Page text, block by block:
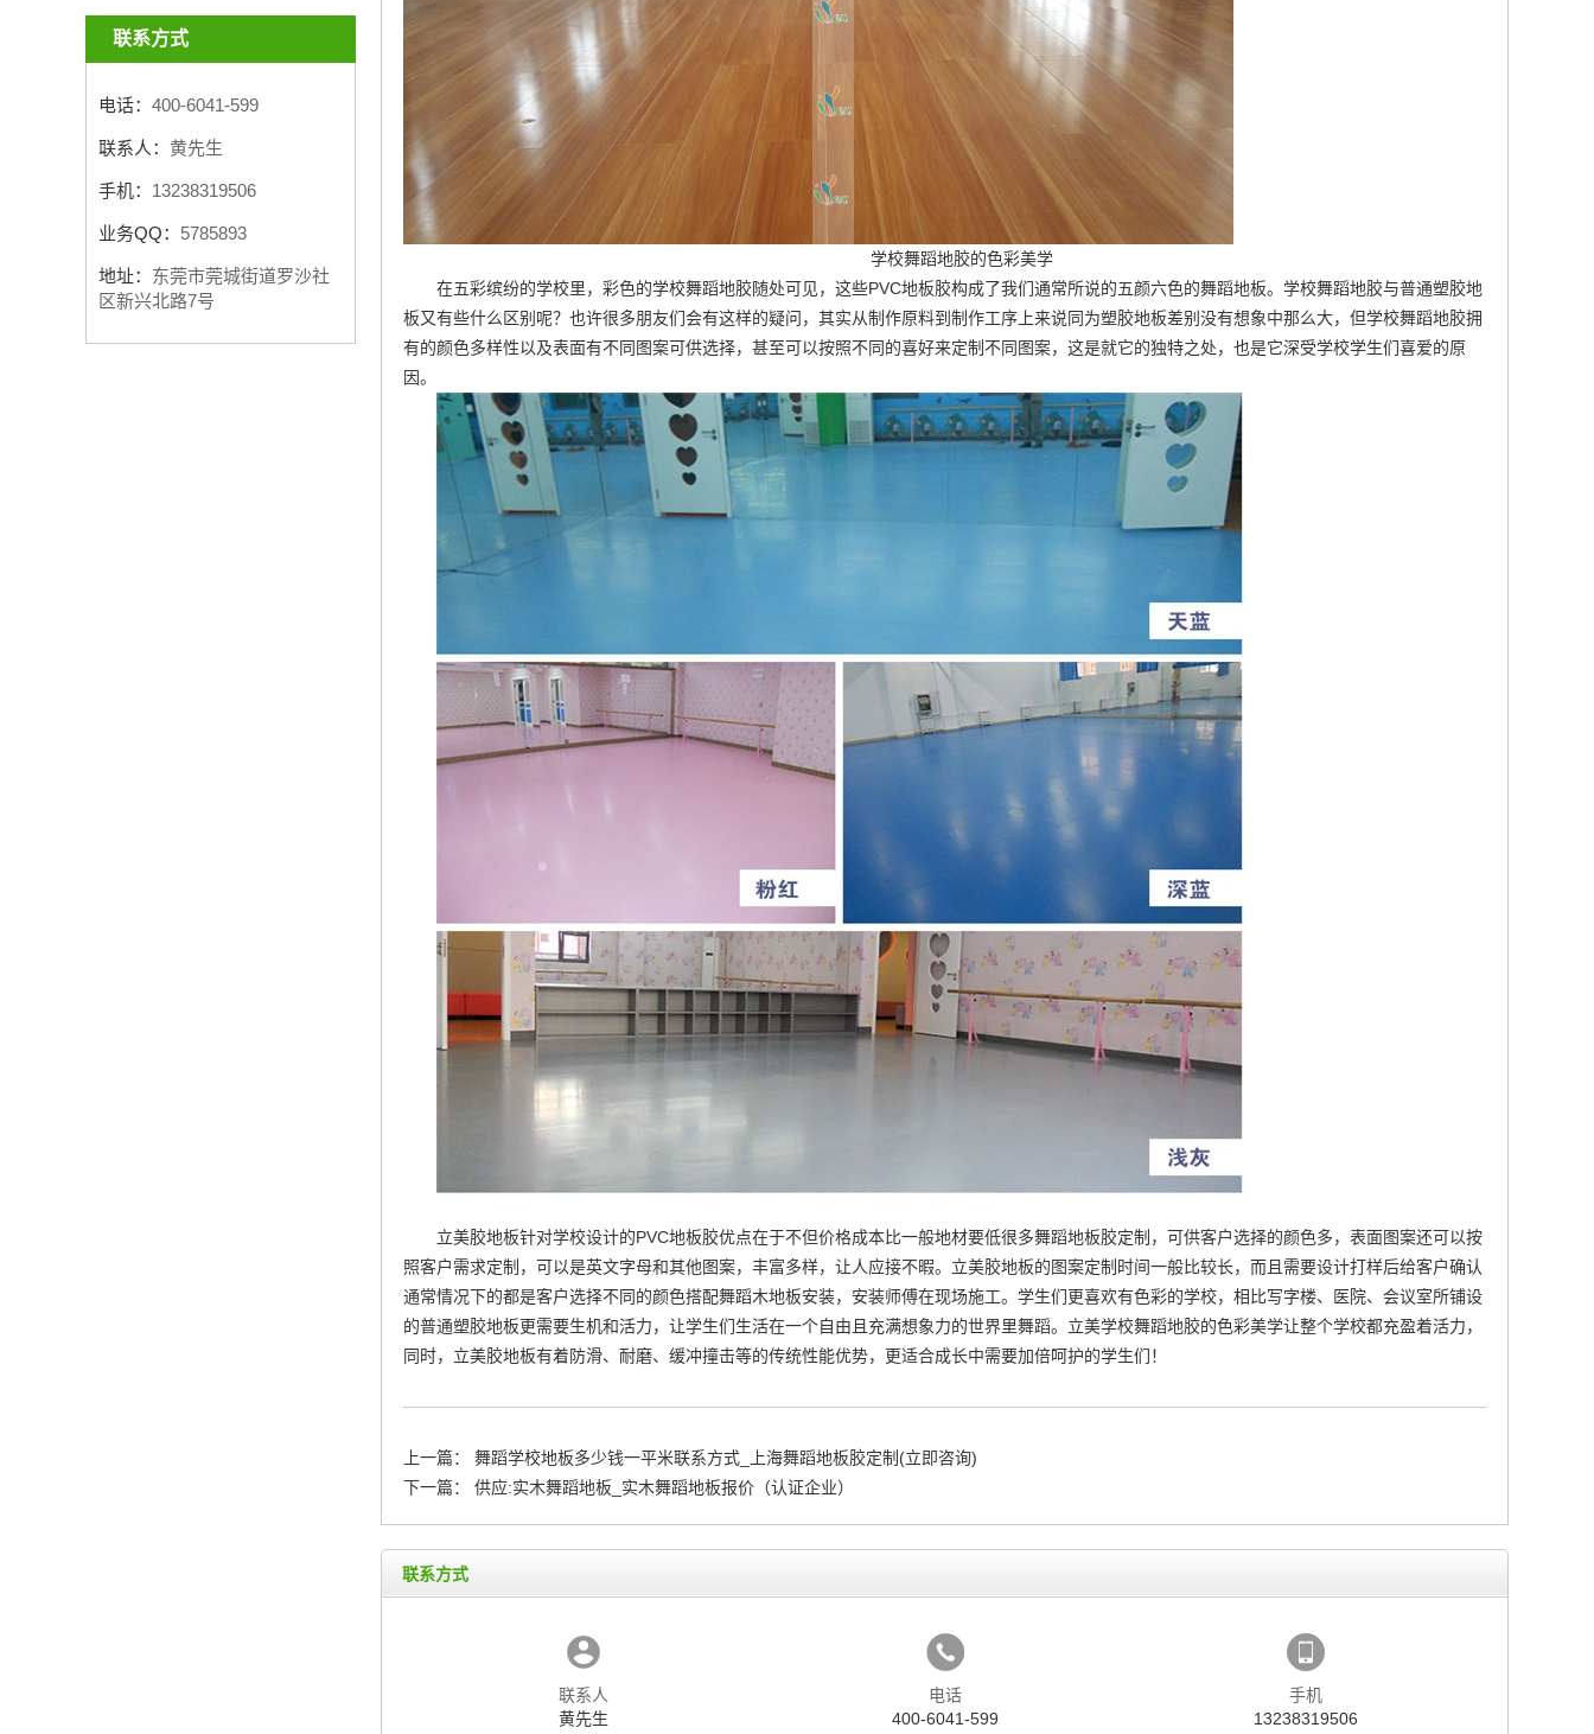
联系方式
电话： 400-6041-599
联系人： 黄先生
手机： 13238319506
业务QQ： 5785893
地址： 东莞市莞城街道罗沙社
区新兴北路7号
学校舞蹈地胶的色彩美学
在五彩缤纷的学校里，彩色的学校舞蹈地胶随处可见，这些PVC地板胶构成了我们通常所说的五颜六色的舞蹈地板。学校舞蹈地胶与普通塑胶地
板又有些什么区别呢？也许很多朋友们会有这样的疑问，其实从制作原料到制作工序上来说同为塑胶地板差别没有想象中那么大，但学校舞蹈地胶拥
有的颜色多样性以及表面有不同图案可供选择，甚至可以按照不同的喜好来定制不同图案，这是就它的独特之处，也是它深受学校学生们喜爱的原
因。
立美胶地板针对学校设计的PVC地板胶优点在于不但价格成本比一般地材要低很多舞蹈地板胶定制 ，可供客户选择的颜色多，表面图案还可以按
照客户需求定制，可以是英文字母和其他图案，丰富多样，让人应接不暇。立美胶地板的图案定制时间一般比较长，而且需要设计打样后给客户确认
通常情况下的都是客户选择不同的颜色搭配舞蹈木地板安装，安装师傅在现场施工。学生们更喜欢有色彩的学校，相比写字楼、医院、会议室所铺设
的普通塑胶地板更需要生机和活力，让学生们生活在一个自由且充满想象力的世界里舞蹈。立美学校舞蹈地胶的色彩美学让整个学校都充盈着活力，
同时，立美胶地板有着防滑、耐磨、缓冲撞击等的传统性能优势，更适合成长中需要加倍呵护的学生们！
上一篇：
舞蹈学校地板多少钱一平米联系方式_上海舞蹈地板胶定制(立即咨询)
下一篇：
供应:实木舞蹈地板_实木舞蹈地板报价（认证企业）
联系方式
联系人
黄先生
电话
400-6041-599
手机
13238319506